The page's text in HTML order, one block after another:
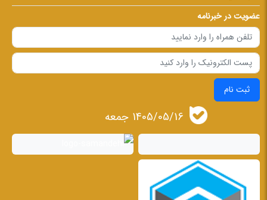
عضویت در خبرنامه
ثبت نام
1405/05/16 جمعه